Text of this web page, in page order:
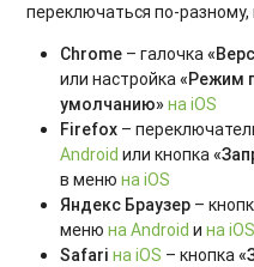
переключаться по-
Chrome – галочка
или настройка«Режим
умолчанию» на iOS
Firefox –
Android или кнопка
в менюна iOS
Яндекс Браузер –
менюна Android ина iOS
Safari на iOS – кнопка